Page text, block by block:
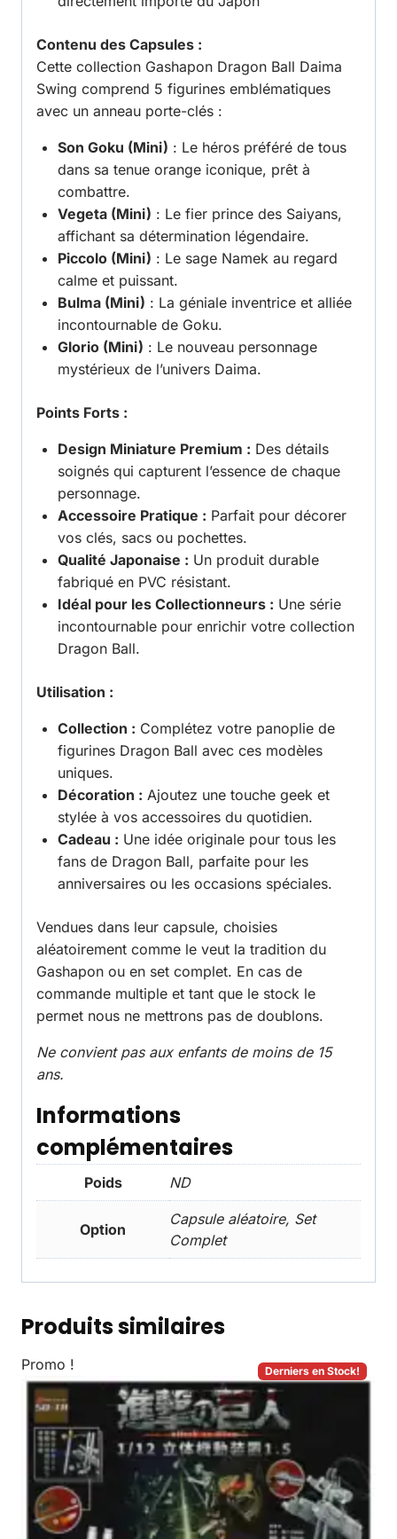
Contenu des Capsules :
Cette collection Gashapon Dragon Ball Daima
Swing comprend 5 figurines emblématiques
avec un anneau porte-clés :
Son Goku (Mini) : Le héros préféré de tous
dans sa tenue orange iconique, prêt à
combattre.
Vegeta (Mini) : Le fier prince des Saiyans,
affichant sa détermination légendaire.
Piccolo (Mini) : Le sage Namek au regard
calme et puissant.
Bulma (Mini) : La géniale inventrice et alliée
incontournable de Goku.
Glorio (Mini) : Le nouveau personnage
mystérieux de l’univers Daima.
Points Forts :
Design Miniature Premium : Des détails
soignés qui capturent l’essence de chaque
personnage.
Accessoire Pratique : Parfait pour décorer
vos clés, sacs ou pochettes.
Qualité Japonaise : Un produit durable
fabriqué en PVC résistant.
Idéal pour les Collectionneurs : Une série
incontournable pour enrichir votre collection
Dragon Ball.
Utilisation :
Collection : Complétez votre panoplie de
figurines Dragon Ball avec ces modèles
uniques.
Décoration : Ajoutez une touche geek et
stylée à vos accessoires du quotidien.
Cadeau : Une idée originale pour tous les
fans de Dragon Ball, parfaite pour les
anniversaires ou les occasions spéciales.
Vendues dans leur capsule, choisies
aléatoirement comme le veut la tradition du
Gashapon ou en set complet. En cas de
commande multiple et tant que le stock le
permet nous ne mettrons pas de doublons.
Ne convient pas aux enfants de moins de 15
ans.
Informations
complémentaires
Poids ND
Option
Capsule aléatoire, Set
Complet
Produits similaires
Derniers en Stock!
Promo !